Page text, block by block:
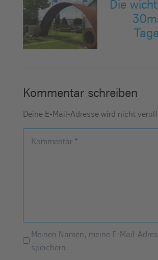
Die
Kommentar schreiben
Deine E-Mail-Adresse wird nicht
Kommentar *
Meinen Namen, meine E-Mail-
speichern.